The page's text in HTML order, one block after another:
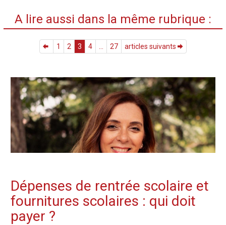
A lire aussi dans la même rubrique :
1 2 3 4 27 articles suivants
Dépenses de rentrée scolaire et
fournitures scolaires : qui doit
payer ?